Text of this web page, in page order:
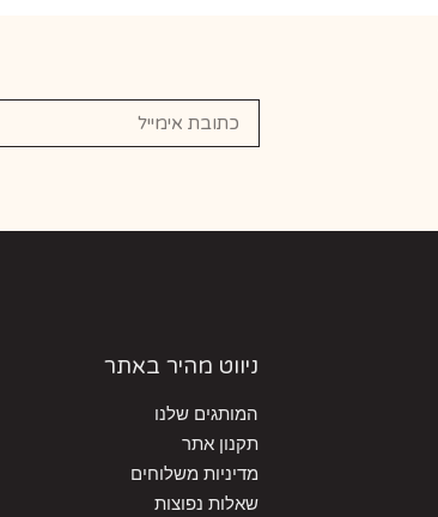
ניווט מהיר באתר
המותגים שלנו
תקנון אתר
מדיניות משלוחים
שאלות נפוצות